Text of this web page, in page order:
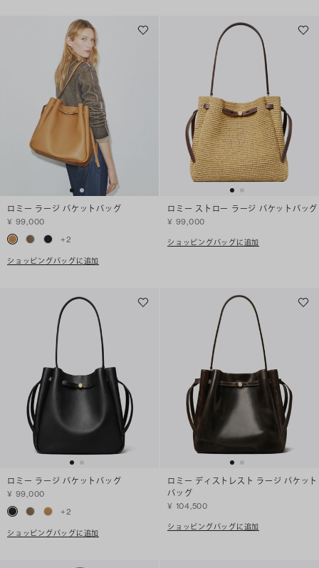
ロミー ラージ バケットバッグ
¥ 99,000
+2
ショッピングバッグに追加
ロミー ストロー ラージ バケットバッグ
¥ 99,000
ショッピングバッグに追加
ロミー ラージ バケットバッグ
¥ 99,000
+2
ショッピングバッグに追加
ロミー ディストレスト ラージ バケット
バッグ
¥ 104,500
ショッピングバッグに追加